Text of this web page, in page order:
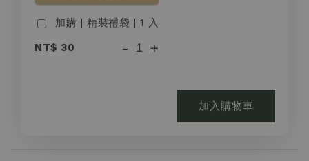
加購 | 精裝禮袋 | 1 入
NT$ 30
- +
加入購物車